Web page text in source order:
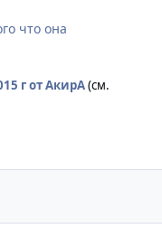
что она
15 гот АкирА(см.